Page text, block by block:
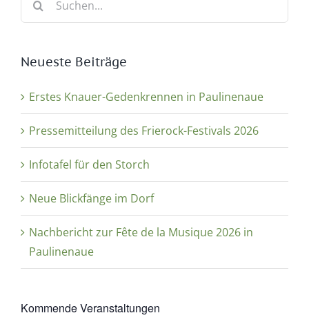
Neueste Beiträge
Erstes Knauer-Gedenkrennen in Paulinenaue
Pressemitteilung des Frierock-Festivals 2026
Infotafel für den Storch
Neue Blickfänge im Dorf
Nachbericht zur Fête de la Musique 2026 in
Paulinenaue
Kommende Veranstaltungen